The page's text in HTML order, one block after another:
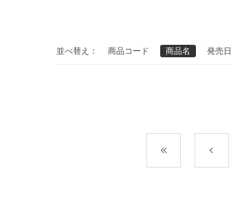
並べ替え： 商品コード 商品名 発売日